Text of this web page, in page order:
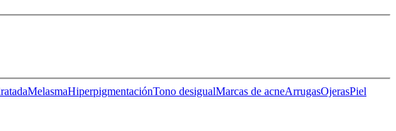
MelasmaHiperpigmentaciónTono desigualMarcas de acneArrugasOjerasPiel